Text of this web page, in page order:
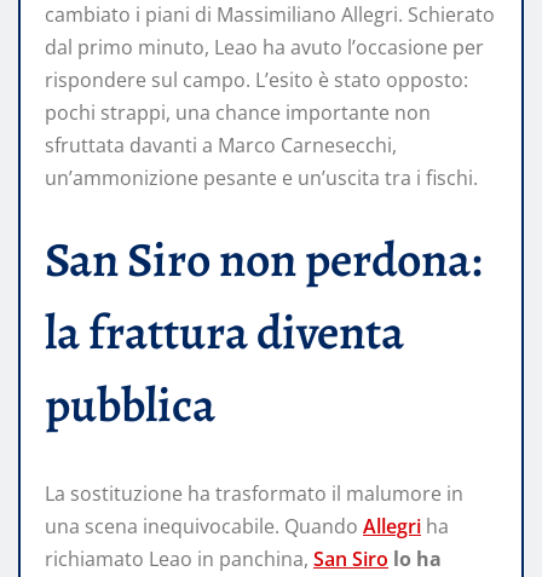
cambiato i piani di Massimiliano Allegri. Schierato
dal primo minuto, Leao ha avuto l’occasione per
rispondere sul campo. L’esito è stato opposto:
pochi strappi, una chance importante non
sfruttata davanti a Marco Carnesecchi,
un’ammonizione pesante e un’uscita tra i fischi.
San Siro non perdona:
la frattura diventa
pubblica
La sostituzione ha trasformato il malumore in
una scena inequivocabile. Quando Allegri ha
richiamato Leao in panchina, San Siro lo ha